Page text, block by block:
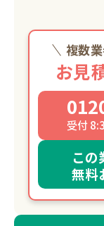
複数
お見
受付
この
無料